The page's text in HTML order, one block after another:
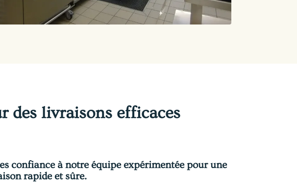
des livraisons efficaces
confiance à notre équipe expérimentée pour une
rapide et sûre.